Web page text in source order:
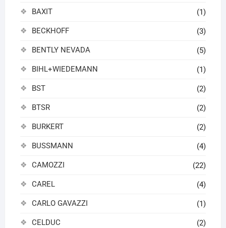
BAXIT (1)
BECKHOFF (3)
BENTLY NEVADA (5)
BIHL+WIEDEMANN (1)
BST (2)
BTSR (2)
BURKERT (2)
BUSSMANN (4)
CAMOZZI (22)
CAREL (4)
CARLO GAVAZZI (1)
CELDUC (2)